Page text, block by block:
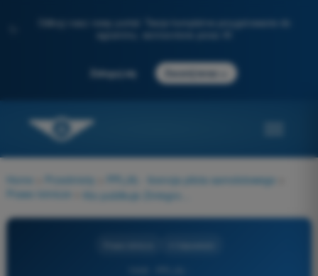
Odkryj nasz nowy portal: Twoje kompletne przygotowanie do
Zaloguj się Zacznij teraz
Home Przedmioty PPL(A) - licencja pilota samolotowego
Prawo lotnicze